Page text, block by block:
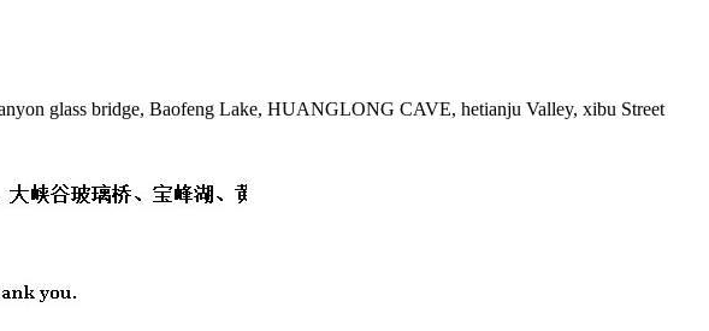
glass bridge, Baofeng Lake, HUANGLONG CAVE, hetianju Valley, xibu Street